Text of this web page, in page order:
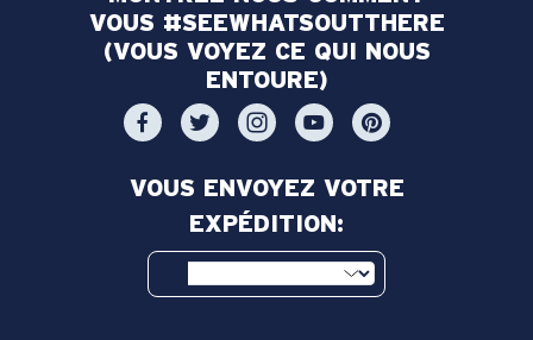
VOUS #SEEWHATSOUTTHERE
(VOUS VOYEZ CE QUI NOUS
ENTOURE)
VOUS ENVOYEZ VOTRE
EXPÉDITION: